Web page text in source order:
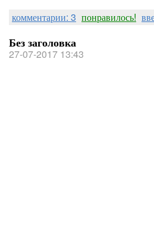
комментарии: 3 понравилось!
Без заголовка
27-07-2017 13:43